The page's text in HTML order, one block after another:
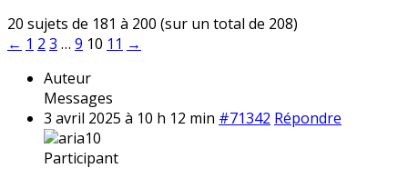
20 sujets de 181 à 200 (sur un total de 208)
← 1 2 3 … 9 10 11 →
Auteur
Messages
3 avril 2025 à 10 h 12 min #71342 Répondre
aria10
Participant